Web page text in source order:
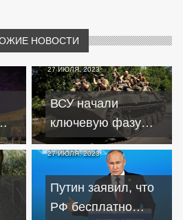
НОВОСТИ
27 ИЮЛЯ, 2023
ВСУ начали
ключевую фазу
контрнаступления
на Украине – New
York Times
27 ИЮЛЯ, 2023
Путин заявил, что
РФ бесплатно